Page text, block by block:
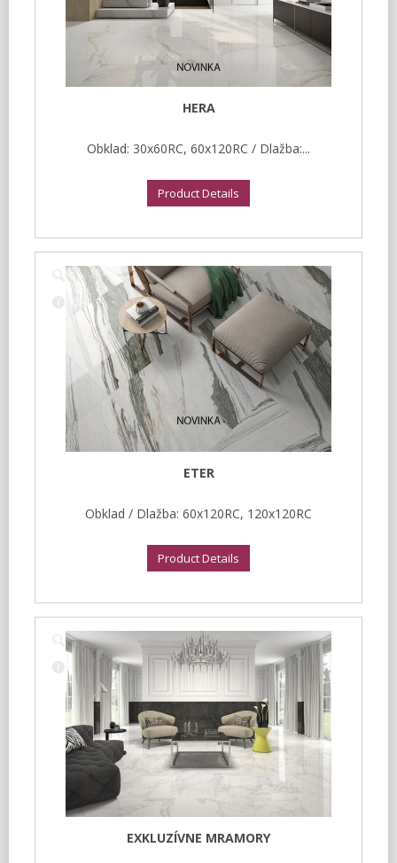
HERA
Obklad: 30x60RC, 60x120RC / Dlažba:...
Product Details
ETER
Obklad / Dlažba: 60x120RC, 120x120RC
Product Details
EXKLUZÍVNE MRAMORY